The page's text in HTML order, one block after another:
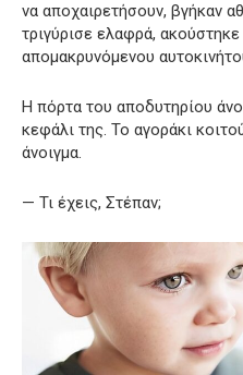
να αποχαιρετήσουν, βγήκαν
τριγύρισε ελαφρά,
απομακρυνόμενου
Η πόρτα του αποδυτηρίου
κεφάλι της. Το αγοράκι
άνοιγμα.
— Τι έχεις, Στέπαν;